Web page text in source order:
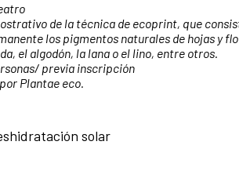
de la técnica de ecoprint, que
los pigmentos naturales de hojas y
el algodón, la lana o el lino, entre otros.
previa inscripción
Plantae eco.
solar